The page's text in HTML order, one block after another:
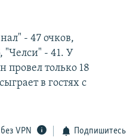
- 47 очков,
"Челси" - 41. У
провел только 18
в гостях с
VPN Подпишитесь